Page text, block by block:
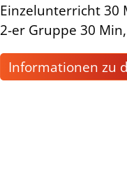
Einzelunterricht 30
2-er Gruppe 30
Informationen zu